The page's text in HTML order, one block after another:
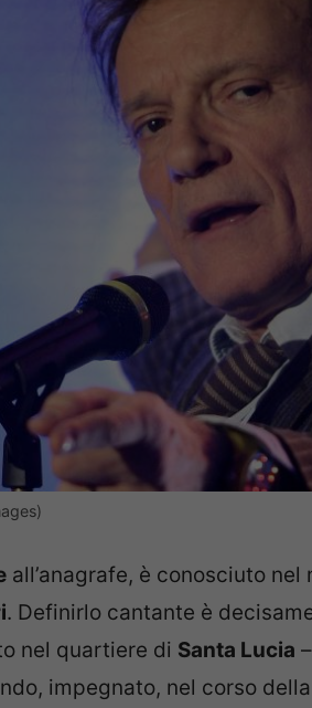
all’anagrafe, è conosciuto
. Definirlo cantante è
nel quartiere di Santa Lucia
impegnato, nel corso